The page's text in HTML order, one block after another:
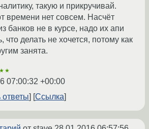
такую и прикручивай.
времени нет совсем. Насчёт
банков не в курсе, надо их апи
что делать не хочется, потому как
занята.
07:00:32 +00:00
ответы
Ссылка